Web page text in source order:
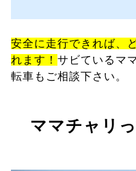
安全に走行できれば、
れます！ サビているマ
転車もご相談下さい。
ママチャリ